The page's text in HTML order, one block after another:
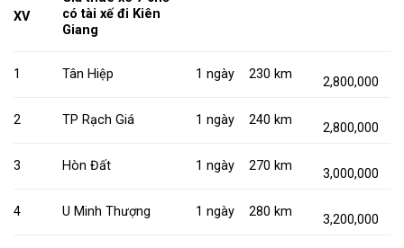
XV
có tài xế đi Kiên
Giang
1 Tân Hiệp 1 ngày 230 km
2,800,000
2 TP Rạch Giá 1 ngày 240 km
2,800,000
3 Hòn Đất 1 ngày 270 km
3,000,000
4 U Minh Thượng 1 ngày 280 km
3,200,000